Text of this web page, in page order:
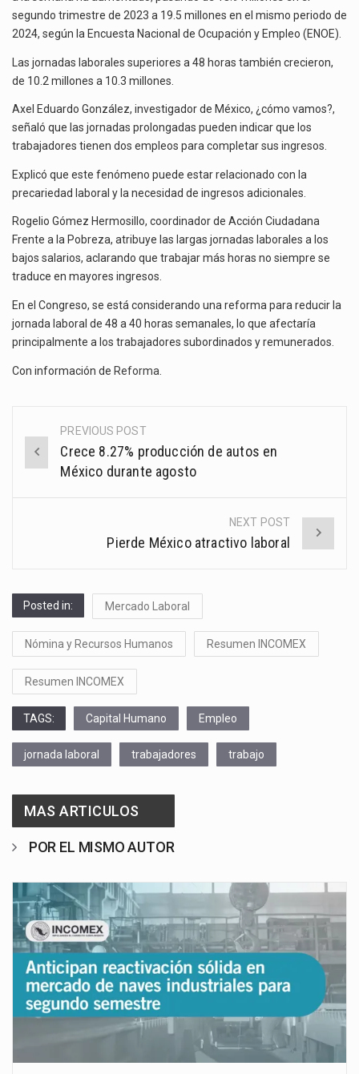
El Tribunal Federal de Justicia Administrativa (TFJA), a través de su Segunda Sala Regional en…
DE
40
segundo trimestre de 2023 a 19.5 millones en el mismo periodo de
2024, según la Encuesta Nacional de Ocupación y Empleo (ENOE).
Las jornadas laborales superiores a 48 horas también crecieron,
de 10.2 millones a 10.3 millones.
Axel Eduardo González, investigador de México, ¿cómo vamos?,
señaló que las jornadas prolongadas pueden indicar que los
trabajadores tienen dos empleos para completar sus ingresos.
Explicó que este fenómeno puede estar relacionado con la
precariedad laboral y la necesidad de ingresos adicionales.
Rogelio Gómez Hermosillo, coordinador de Acción Ciudadana
Frente a la Pobreza, atribuye las largas jornadas laborales a los
bajos salarios, aclarando que trabajar más horas no siempre se
traduce en mayores ingresos.
En el Congreso, se está considerando una reforma para reducir la
jornada laboral de 48 a 40 horas semanales, lo que afectaría
principalmente a los trabajadores subordinados y remunerados.
Con información de Reforma
Post
navigation
PREVIOUS POST
Crece 8.27% producción de autos en
México durante agosto
NEXT POST
Pierde México atractivo laboral
Posted in: Mercado Laboral
Nómina y Recursos Humanos Resumen INCOMEX
Resumen INCOMEX
TAGS: Capital Humano Empleo
jornada laboral trabajadores trabajo
MAS ARTICULOS
POR EL MISMO AUTOR